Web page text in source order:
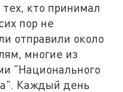
кто принимал
пор не
отправили около
многие из
"Национального
Каждый день